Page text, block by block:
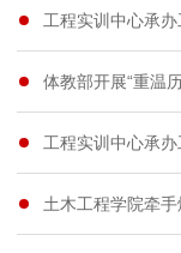
工程实训中心承
体教部开展“重温
工程实训中心承
土木工程学院牵